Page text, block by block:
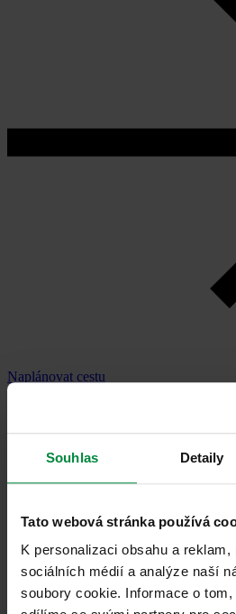
Souhlas Detaily
Tato webová stránka používá
K personalizaci obsahu a
sociálních médií a analýze naší
soubory cookie. Informace o
Naplánovat cestu